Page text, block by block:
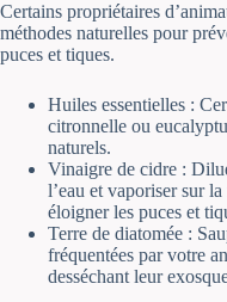
Certains propriétaires
méthodes naturelles pour
puces et tiques.
Huiles essentielles :
citronnelle ou
naturels.
Vinaigre de cidre :
l’eau et vaporiser sur
éloigner les puces et
Terre de diatomée :
fréquentées par votre
desséchant leur